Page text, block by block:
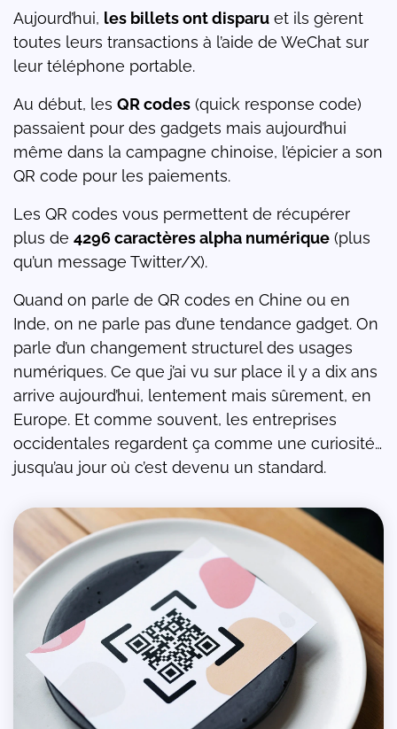
Aujourd’hui, les billets ont disparu et ils gèrent
toutes leurs transactions à l’aide de WeChat sur
leur téléphone portable.
Au début, les QR codes (quick response code)
passaient pour des gadgets mais aujourd’hui
même dans la campagne chinoise, l’épicier a son
QR code pour les paiements.
Les QR codes vous permettent de récupérer
plus de 4296 caractères alpha numérique (plus
qu’un message Twitter/X).
Quand on parle de QR codes en Chine ou en
Inde, on ne parle pas d’une tendance gadget. On
parle d’un changement structurel des usages
numériques. Ce que j’ai vu sur place il y a dix ans
arrive aujourd’hui, lentement mais sûrement, en
Europe. Et comme souvent, les entreprises
occidentales regardent ça comme une curiosité…
jusqu’au jour où c’est devenu un standard.